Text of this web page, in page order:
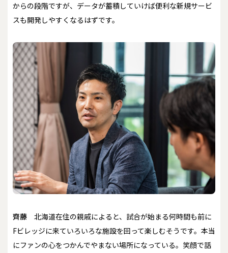
からの段階ですが、データが蓄積していけば便利な新規サービ
スも開発しやすくなるはずです。
齊藤
北海道在住の親戚によると、試合が始まる何時間も前に
Fビレッジに来ていろいろな施設を回って楽しむそうです。本当
にファンの心をつかんでやまない場所になっている。笑顔で話